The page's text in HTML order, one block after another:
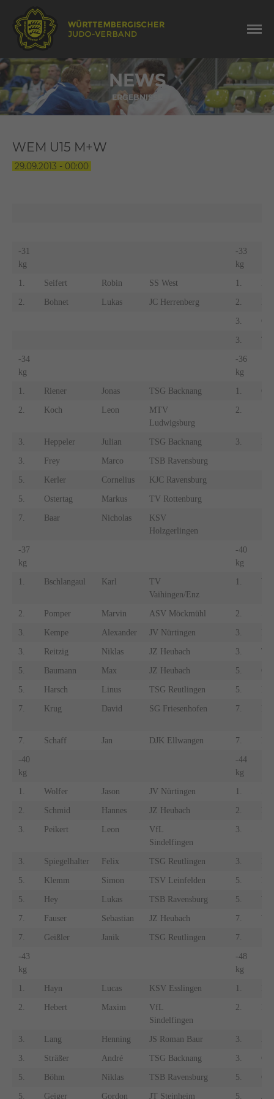
NEWS
ERGEBNISSE
WEM U15 M+W
29.09.2013 - 00:00
-31
kg
-33
kg
1. Seifert Robin SS West 1.
2. Bohnet Lukas JC Herrenberg 2.
3.
3.
-34
kg
-36
kg
1. Riener Jonas TSG Backnang 1.
2. Koch Leon
MTV
Ludwigsburg
2.
3. Heppeler Julian TSG Backnang 3.
3. Frey Marco TSB Ravensburg
5. Kerler Cornelius KJC Ravensburg
5. Ostertag Markus TV Rottenburg
7. Baar Nicholas
KSV
Holzgerlingen
-37
kg
-40
kg
1. Bschlangaul Karl
TV
Vaihingen/Enz
1.
2. Pomper Marvin ASV Möckmühl 2.
3. Kempe Alexander JV Nürtingen 3.
3. Reitzig Niklas JZ Heubach 3.
5. Baumann Max JZ Heubach 5.
5. Harsch Linus TSG Reutlingen 5.
7. Krug David SG Friesenhofen 7.
7. Schaff Jan DJK Ellwangen 7.
-40
kg
-44
kg
1. Wolfer Jason JV Nürtingen 1.
2. Schmid Hannes JZ Heubach 2.
3. Peikert Leon
VfL
Sindelfingen
3.
3. Spiegelhalter Felix TSG Reutlingen 3.
5. Klemm Simon TSV Leinfelden 5.
5. Hey Lukas TSB Ravensburg 5.
7. Fauser Sebastian JZ Heubach 7.
7. Geißler Janik TSG Reutlingen 7.
-43
kg
-48
kg
1. Hayn Lucas KSV Esslingen 1.
2. Hebert Maxim
VfL
Sindelfingen
2.
3. Lang Henning JS Roman Baur 3.
3. Sträßer André TSG Backnang 3.
5. Böhm Niklas TSB Ravensburg 5.
5. Geiger Gordon JT Steinheim 5.